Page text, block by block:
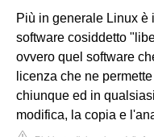
Più in generale Linux è
software cosiddetto
ovvero quel software
licenza che ne
chiunque ed in
modifica, la copia e